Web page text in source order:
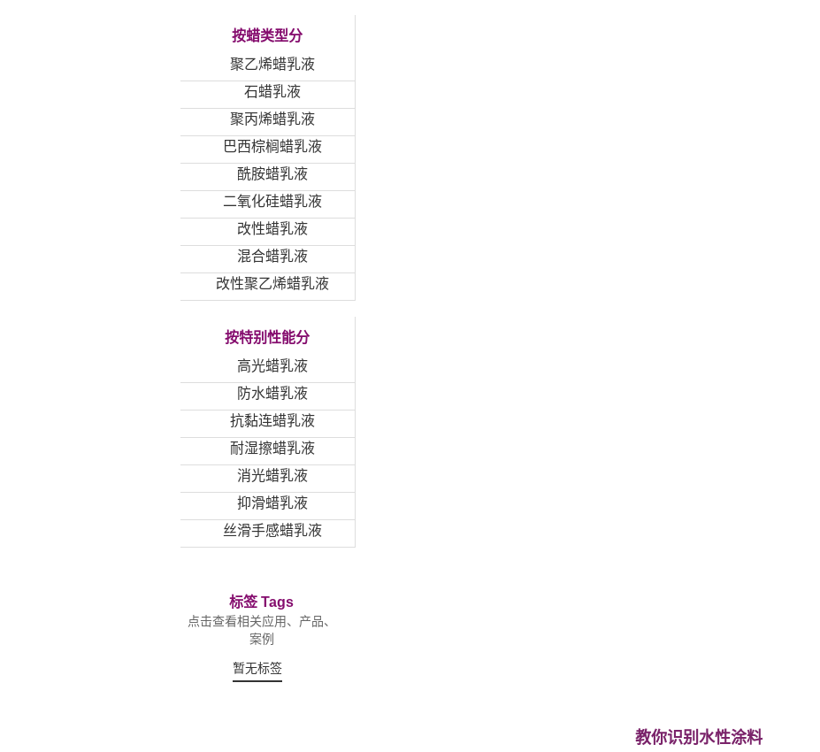
按蜡类型分
聚乙烯蜡乳液
石蜡乳液
聚丙烯蜡乳液
巴西棕榈蜡乳液
酰胺蜡乳液
二氧化硅蜡乳液
改性蜡乳液
混合蜡乳液
改性聚乙烯蜡乳液
按特别性能分
高光蜡乳液
防水蜡乳液
抗黏连蜡乳液
耐湿擦蜡乳液
消光蜡乳液
抑滑蜡乳液
丝滑手感蜡乳液
标签 Tags
点击查看相关应用、产品、
案例
暂无标签
教你识别水性涂料